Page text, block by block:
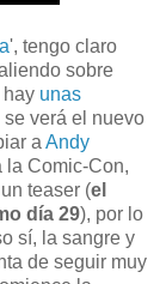
', tengo claro
sobre
hay unas
se verá el nuevo
a Andy
la Comic-Con,
teaser (el
día 29), por lo
sí, la sangre y
de seguir muy